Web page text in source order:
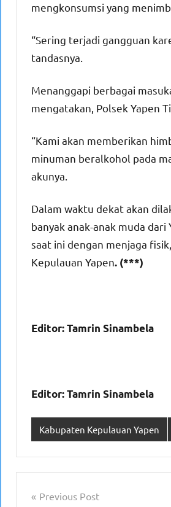
mengkonsumsi yang
“Sering terjadi gangguan
tandasnya.
Menanggapi berbagai
mengatakan, Polsek Yapen
“Kami akan memberikan
minuman beralkohol pada
akunya.
Dalam waktu dekat akan
banyak anak-anak muda
saat ini dengan menjaga
Kepulauan Yapen. (***)
Editor: Tamrin Sinambela
Editor: Tamrin Sinambela
Kabupaten Kepulauan Yapen
Navigasi
Previous Post